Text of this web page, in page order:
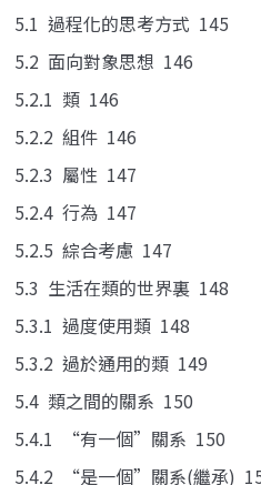
5.1 過程化的思考方式 145
5.2 面向對象思想 146
5.2.1 類 146
5.2.2 組件 146
5.2.3 屬性 147
5.2.4 行為 147
5.2.5 綜合考慮 147
5.3 生活在類的世界裏 148
5.3.1 過度使用類 148
5.3.2 過於通用的類 149
5.4 類之間的關系 150
5.4.1 “有一個”關系 150
5.4.2 “是一個”關系(繼承)